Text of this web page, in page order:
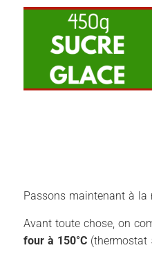
Passons maintenant à la
Avant toute chose, on
four à 150°C (thermostat